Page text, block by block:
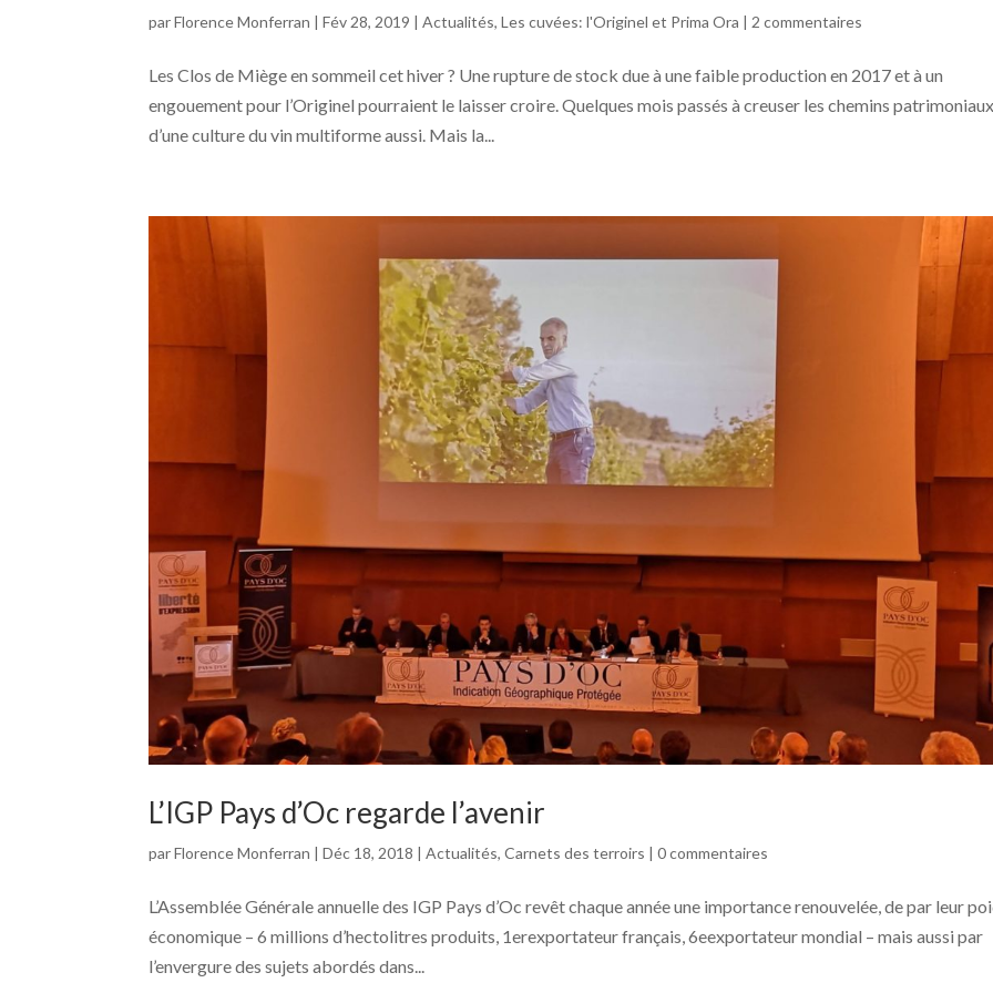
parFlorence Monferran |Fév 28, 2019 |Actualités,Les cuvées: l'Originel et Prima Ora | 2 commentaires
Les Clos de Miège en sommeil cet hiver ? Une rupture de stock due à une faible production en 2017 et à un
engouement pour l’Originel pourraient le laisser croire. Quelques mois passés à creuser les chemins
d’une culture du vin multiforme aussi. Mais la...
L’IGP Pays d’Oc regarde l’avenir
parFlorence Monferran |Déc 18, 2018 |Actualités,Carnets des terroirs |0 commentaires
L’Assemblée Générale annuelle des IGP Pays d’Oc revêt chaque année une importance renouvelée, de par leur
économique – 6 millions d’hectolitres produits, 1erexportateur français, 6eexportateur mondial – mais aussi par
l’envergure des sujets abordés dans...